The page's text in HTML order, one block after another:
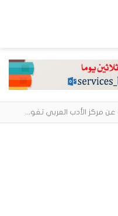
«أحببتُ فراشة».. رواية حديثة صادرة عن مركز الأدب العربي تغوص في هشاشة الحب وصراعات الذات